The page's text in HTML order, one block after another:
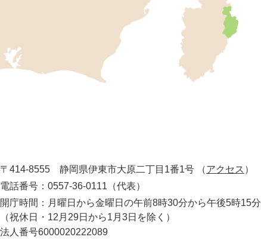
を
記
県
の
東
部
に
所
〒414-8555 静岡県伊東市大原二丁目1番1号 （アクセス ）
電話番号：0557-36-0111（代表）
開庁時間：月曜日から金曜日の午前8時30分から午後5時15分
（祝休日・12月29日から1月3日を除く）
法人番号6000020222089